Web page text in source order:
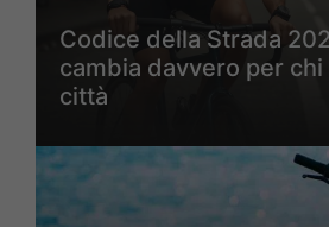
Codice della Strada
cambia davvero per chi
città